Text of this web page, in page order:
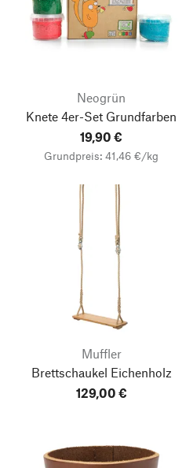
Neogrün
Knete 4er-Set Grundfarben
19,90 €
Grundpreis: 41,46 €/kg
Muffler
Brettschaukel Eichenholz
129,00 €